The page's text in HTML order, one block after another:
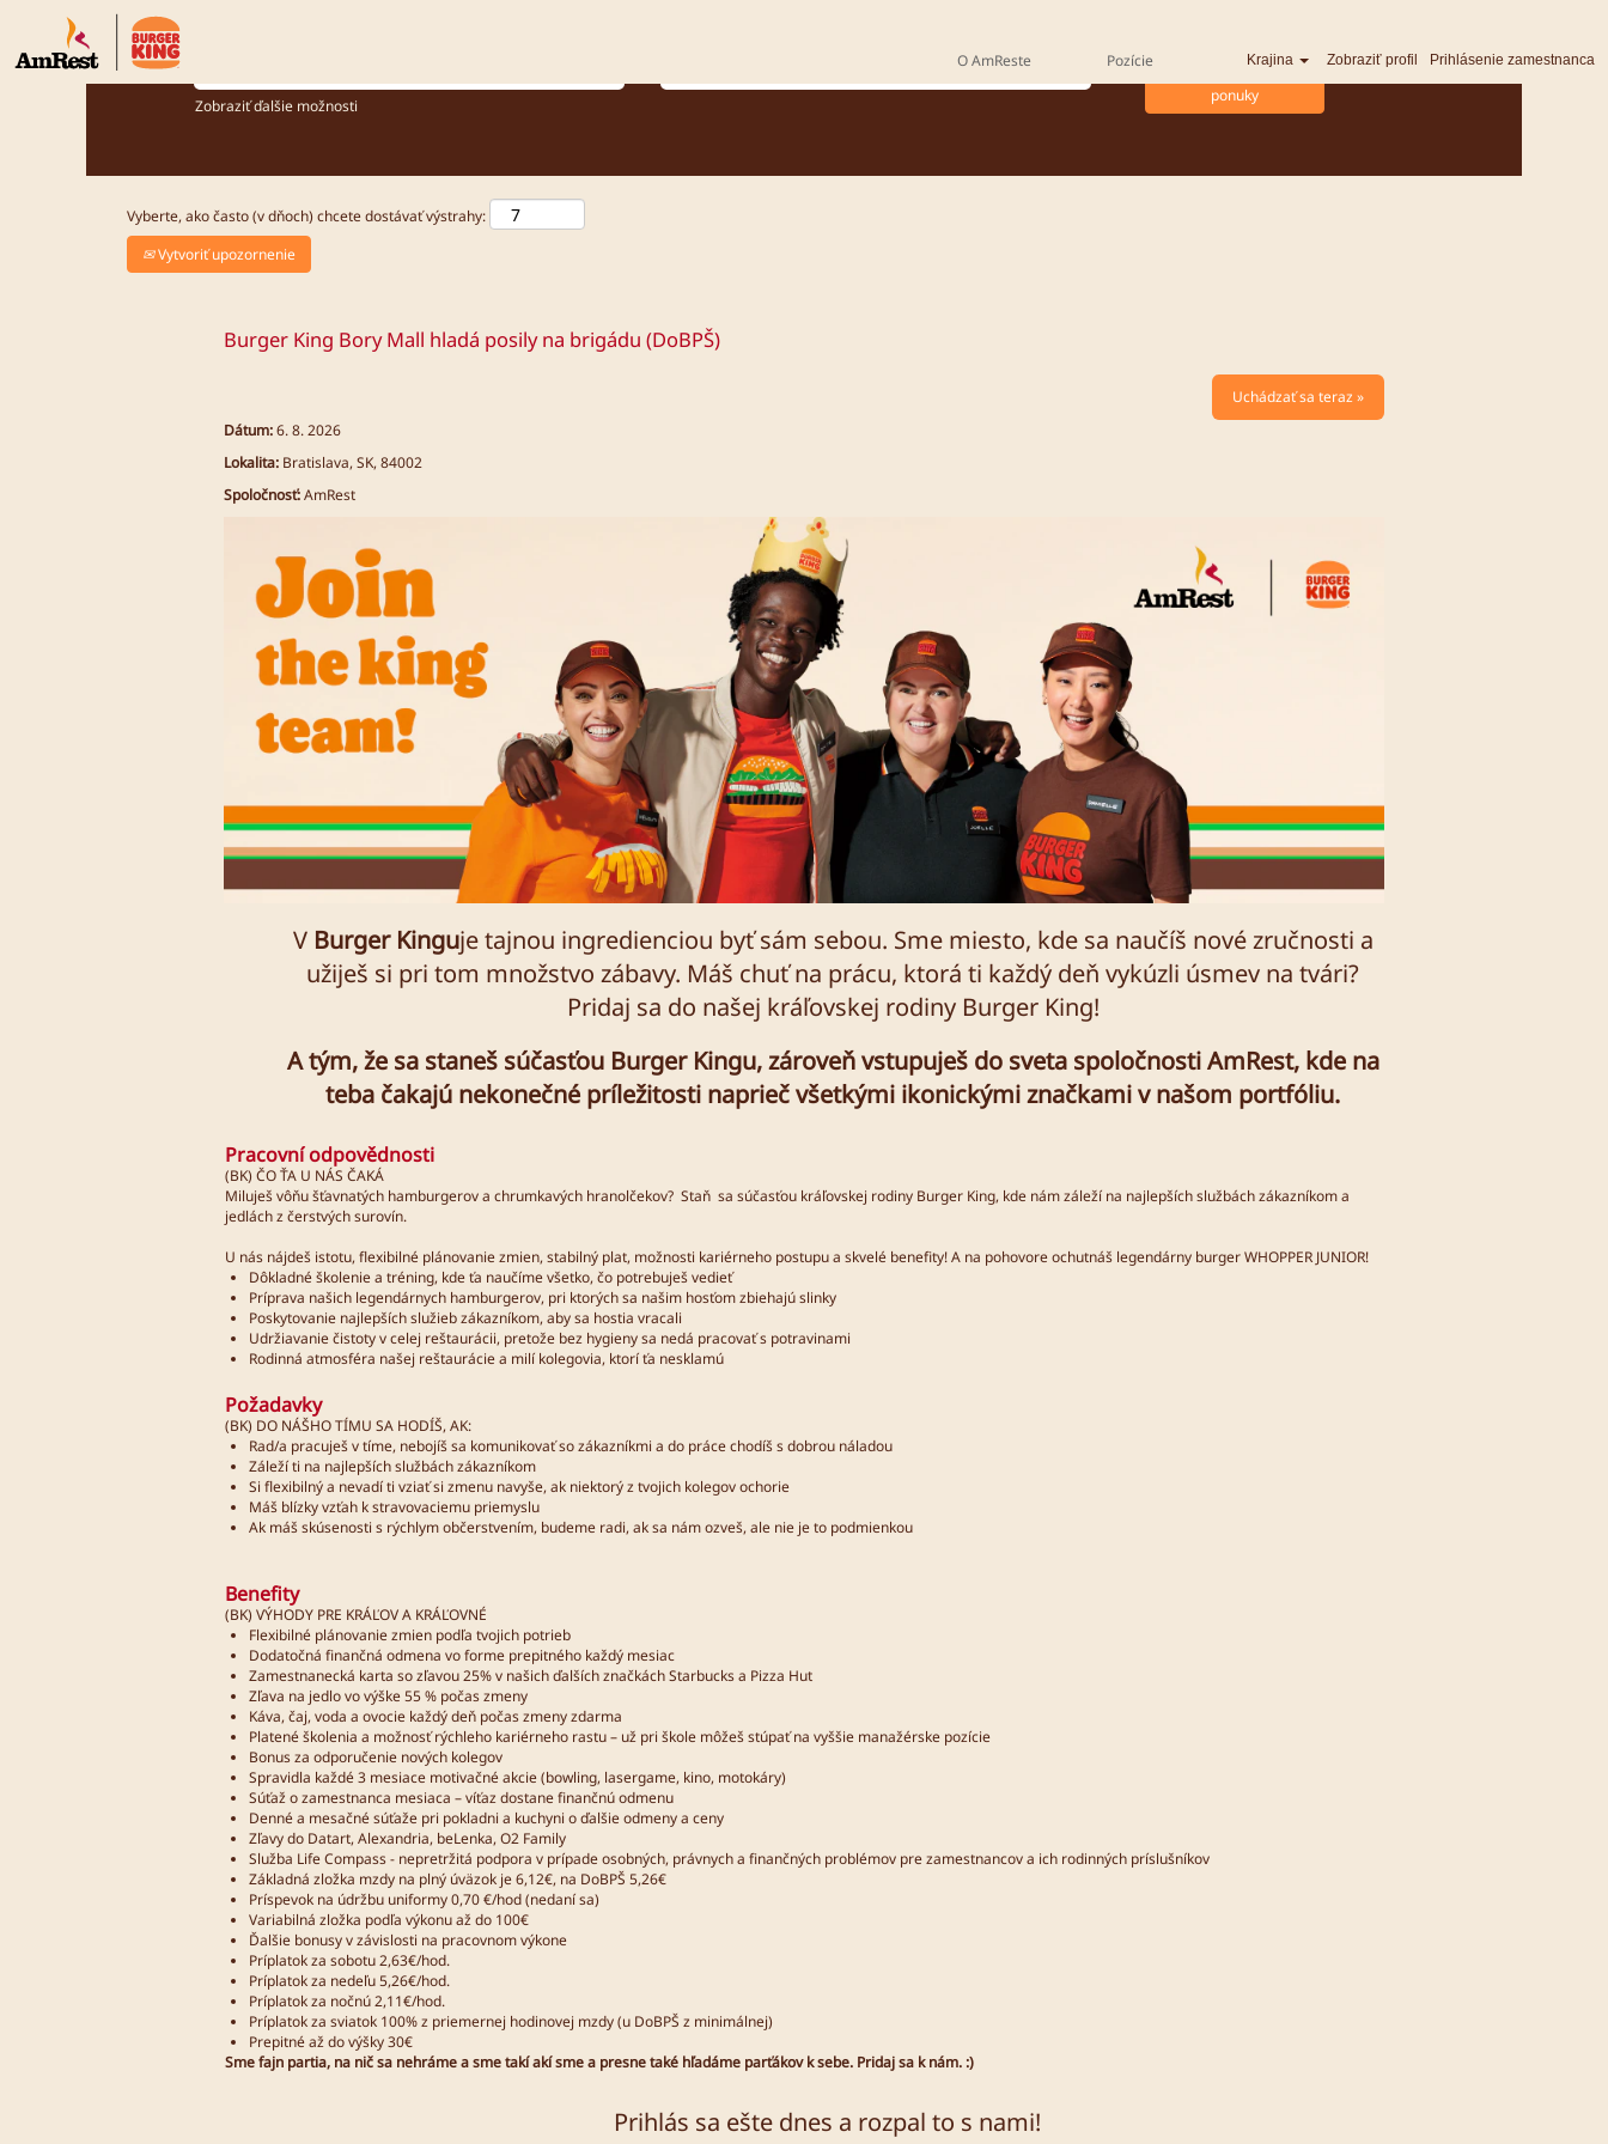
O AmReste Pozície Krajina Zobraziť profil Prihlásenie zamestnanca
Zobraziť ďalšie možnosti
Vyberte, ako často (v dňoch) chcete dostávať výstrahy:
Vytvoriť upozornenie
Burger King Bory Mall hladá posily na brigádu (DoBPŠ)
Uchádzať sa teraz »
Dátum:6. 8. 2026
Lokalita: Bratislava, SK, 84002
Spoločnosť:AmRest
V Burger Kinguje tajnou ingredienciou byť sám sebou. Sme miesto, kde sa naučíš nové zručnosti a
užiješ si pri tom množstvo zábavy. Máš chuť na prácu, ktorá ti každý deň vykúzli úsmev na tvári?
Pridaj sa do našej kráľovskej rodiny Burger King!
A tým, že sa staneš súčasťou Burger Kingu, zároveň vstupuješ do sveta spoločnosti AmRest, kde na
teba čakajú nekonečné príležitosti naprieč všetkými ikonickými značkami v našom portfóliu.
Pracovní odpovědnosti
(BK) ČO ŤA U NÁS ČAKÁ
Miluješ vôňu šťavnatých hamburgerov a chrumkavých hranolčekov? Staň sa súčasťou kráľovskej rodiny Burger King, kde nám záleží na najlepších službách zákazníkom a
jedlách z čerstvých surovín.
U nás nájdeš istotu, flexibilné plánovanie zmien, stabilný plat, možnosti kariérneho postupu a skvelé benefity! A na pohovore ochutnáš legendárny burger WHOPPER JUNIOR!
Dôkladné školenie a tréning, kde ťa naučíme všetko, čo potrebuješ vedieť
Príprava našich legendárnych hamburgerov, pri ktorých sa našim hosťom zbiehajú slinky
Poskytovanie najlepších služieb zákazníkom, aby sa hostia vracali
Udržiavanie čistoty v celej reštaurácii, pretože bez hygieny sa nedá pracovať s potravinami
Rodinná atmosféra našej reštaurácie a milí kolegovia, ktorí ťa nesklamú
Požadavky
(BK) DO NÁŠHO TÍMU SA HODÍŠ, AK:
Rad/a pracuješ v tíme, nebojíš sa komunikovať so zákazníkmi a do práce chodíš s dobrou náladou
Záleží ti na najlepších službách zákazníkom
Si flexibilný a nevadí ti vziať si zmenu navyše, ak niektorý z tvojich kolegov ochorie
Máš blízky vzťah k stravovaciemu priemyslu
Ak máš skúsenosti s rýchlym občerstvením, budeme radi, ak sa nám ozveš, ale nie je to podmienkou
Benefity
(BK) VÝHODY PRE KRÁĽOV A KRÁĽOVNÉ
Flexibilné plánovanie zmien podľa tvojich potrieb
Dodatočná finančná odmena vo forme prepitného každý mesiac
Zamestnanecká karta so zľavou 25% v našich ďalších značkách Starbucks a Pizza Hut
Zľava na jedlo vo výške 55 % počas zmeny
Káva, čaj, voda a ovocie každý deň počas zmeny zdarma
Platené školenia a možnosť rýchleho kariérneho rastu – už pri škole môžeš stúpať na vyššie manažérske pozície
Bonus za odporučenie nových kolegov
Spravidla každé 3 mesiace motivačné akcie (bowling, lasergame, kino, motokáry)
Súťaž o zamestnanca mesiaca – víťaz dostane finančnú odmenu
Denné a mesačné súťaže pri pokladni a kuchyni o ďalšie odmeny a ceny
Zľavy do Datart, Alexandria, beLenka, O2 Family
Služba Life Compass - nepretržitá podpora v prípade osobných, právnych a finančných problémov pre zamestnancov a ich rodinných príslušníkov
Základná zložka mzdy na plný úväzok je 6,12€, na DoBPŠ 5,26€
Príspevok na údržbu uniformy 0,70 €/hod (nedaní sa)
Variabilná zložka podľa výkonu až do 100€
Ďalšie bonusy v závislosti na pracovnom výkone
Príplatok za sobotu 2,63€/hod.
Príplatok za nedeľu 5,26€/hod.
Príplatok za nočnú 2,11€/hod.
Príplatok za sviatok 100% z priemernej hodinovej mzdy (u DoBPŠ z minimálnej)
Prepitné až do výšky 30€
Sme fajn partia, na nič sa nehráme a sme takí akí sme a presne také hľadáme parťákov k sebe. Pridaj sa k nám. :)
Prihlás sa ešte dnes a rozpal to s nami!